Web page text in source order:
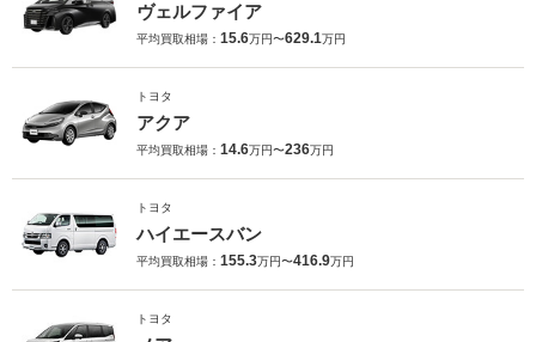
ヴェルファイア
平均買取相場： 15.6万円〜629.1万円
トヨタ
アクア
平均買取相場： 14.6万円〜236万円
トヨタ
ハイエースバン
平均買取相場： 155.3万円〜416.9万円
トヨタ